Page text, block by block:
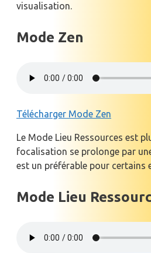
visualisation.
Mode Zen
Télécharger Mode Zen
Le Mode Lieu Ressources est
focalisation se prolonge par
est un préférable pour certains
Mode Lieu